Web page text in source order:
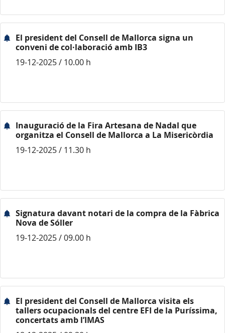
El president del Consell de Mallorca signa un
conveni de col·laboració amb IB3
19-12-2025 / 10.00 h
Inauguració de la Fira Artesana de Nadal que
organitza el Consell de Mallorca a La Misericòrdia
19-12-2025 / 11.30 h
Signatura davant notari de la compra de la Fàbrica
Nova de Sóller
19-12-2025 / 09.00 h
El president del Consell de Mallorca visita els
tallers ocupacionals del centre EFI de la Puríssima,
concertats amb l’IMAS